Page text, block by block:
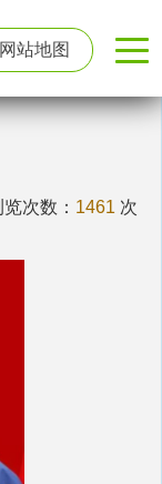
网站地图
次数： 1461 次